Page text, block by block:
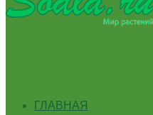
ГЛАВНАЯ